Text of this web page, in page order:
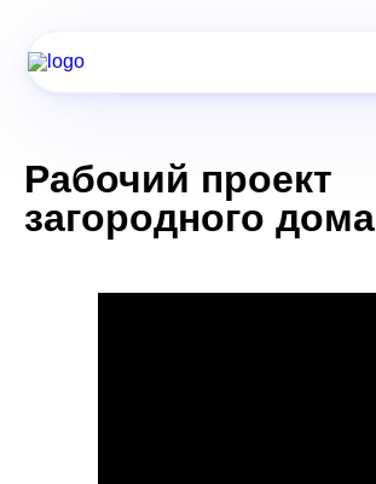
Рабочий проект
загородного дома